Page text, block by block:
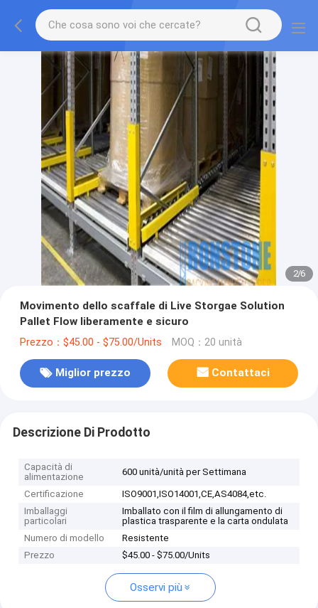
2/6
Movimento dello scaffale di Live Storgae Solution
Pallet Flow liberamente e sicuro
Prezzo：$45.00 - $75.00/Units MOQ：20 unità
Miglior prezzo Contattaci
Descrizione Di Prodotto
Capacità di
alimentazione
600 unità/unità per Settimana
Certificazione
ISO9001,ISO14001,CE,AS4084,etc.
Imballaggi
particolari
Imballato con il film di allungamento di
plastica trasparente e la carta ondulata
Numero di modello
Resistente
Prezzo
$45.00 - $75.00/Units
Osservi più